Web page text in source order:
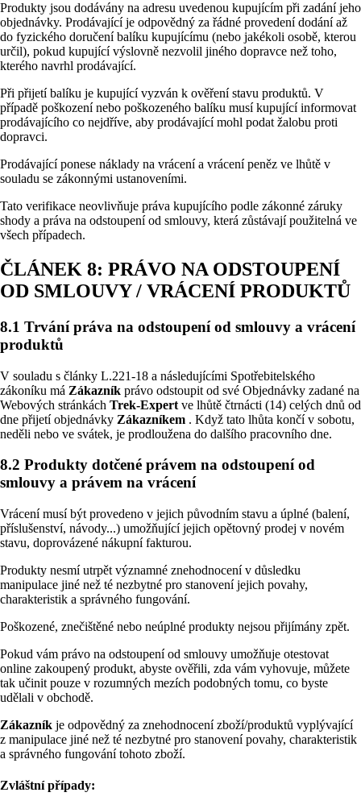
Produkty jsou dodávány na adresu uvedenou kupujícím při zadání jeho
objednávky. Prodávající je odpovědný za řádné provedení dodání až
do fyzického doručení balíku kupujícímu (nebo jakékoli osobě, kterou
určil), pokud kupující výslovně nezvolil jiného dopravce než toho,
kterého navrhl prodávající.
Při přijetí balíku je kupující vyzván k ověření stavu produktů. V
případě poškození nebo poškozeného balíku musí kupující informovat
prodávajícího co nejdříve, aby prodávající mohl podat žalobu proti
dopravci.
Prodávající ponese náklady na vrácení a vrácení peněz ve lhůtě v
souladu se zákonnými ustanoveními.
Tato verifikace neovlivňuje práva kupujícího podle zákonné záruky
shody a práva na odstoupení od smlouvy, která zůstávají použitelná ve
všech případech.
ČLÁNEK 8: PRÁVO NA ODSTOUPENÍ
OD SMLOUVY / VRÁCENÍ PRODUKTŮ
8.1 Trvání práva na odstoupení od smlouvy a vrácení
produktů
V souladu s články L.221-18 a následujícími Spotřebitelského
zákoníku má Zákazník právo odstoupit od své Objednávky zadané na
Webových stránkách Trek-Expert ve lhůtě čtrnácti (14) celých dnů od
dne přijetí objednávky Zákazníkem . Když tato lhůta končí v sobotu,
neděli nebo ve svátek, je prodloužena do dalšího pracovního dne.
8.2 Produkty dotčené právem na odstoupení od
smlouvy a právem na vrácení
Vrácení musí být provedeno v jejich původním stavu a úplné (balení,
příslušenství, návody...) umožňující jejich opětovný prodej v novém
stavu, doprovázené nákupní fakturou.
Produkty nesmí utrpět významné znehodnocení v důsledku
manipulace jiné než té nezbytné pro stanovení jejich povahy,
charakteristik a správného fungování.
Poškozené, znečištěné nebo neúplné produkty nejsou přijímány zpět.
Pokud vám právo na odstoupení od smlouvy umožňuje otestovat
online zakoupený produkt, abyste ověřili, zda vám vyhovuje, můžete
tak učinit pouze v rozumných mezích podobných tomu, co byste
udělali v obchodě.
Zákazník je odpovědný za znehodnocení zboží/produktů vyplývající
z manipulace jiné než té nezbytné pro stanovení povahy, charakteristik
a správného fungování tohoto zboží.
Zvláštní případy: